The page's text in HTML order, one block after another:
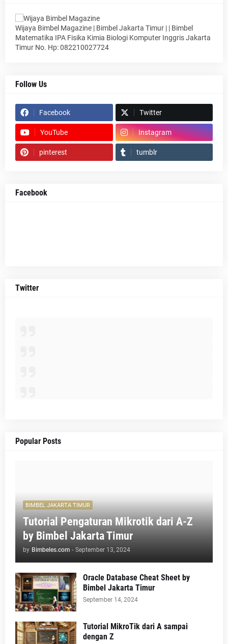
Wijaya Bimbel Magazine | Bimbel Jakarta Timur | | Bimbel
Matematika IPA Fisika Kimia Biologi Komputer Inggris Jakarta
Timur No. Hp: 082210027724
Follow Us
Facebook Twitter
YouTube Instagram
pinterest tumblr
Facebook
Twitter
Popular Posts
BIMBEL JAKARTA TIMUR
Tutorial Pengaturan Mikrotik dari A-Z
by Bimbel Jakarta Timur
by Bimbeles.com - September 13, 2024
Oracle Database Cheat Sheet by
Bimbel Jakarta Timur
September 14, 2024
Tutorial MikroTik dari A sampai
dengan Z